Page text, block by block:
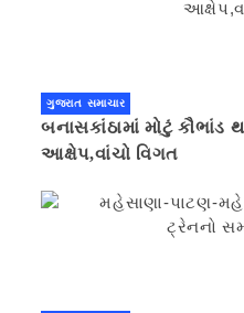
ગુજરાત સમાચાર
બનાસકાંઠામાં મોટું કૌભાંડ
આક્ષેપ,વાંચો વિગત